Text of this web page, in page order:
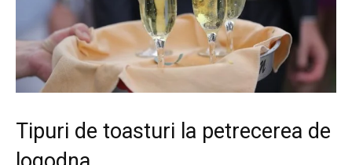
Tipuri de toasturi la petrecerea de